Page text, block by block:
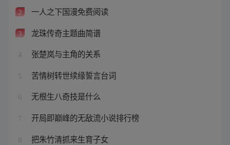
2 一人之下国漫免费阅读
3 龙珠传奇主题曲简谱
4 张楚岚与主角的关系
5 苦情树转世续缘誓言台词
6 无根生八奇技是什么
7 开局即巅峰的无敌流小说排行榜
8 把朱竹清抓来生育子女